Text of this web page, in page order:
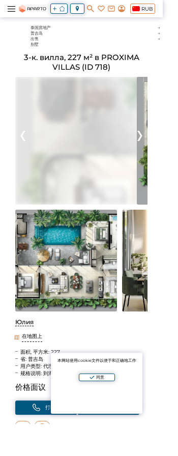
RUB
泰国房地产
普吉岛
出售
别墅
3-к. вилла, 227 м² в PROXIMA
VILLAS (ID 718)
Юлия
在地图上
面积, 平方米: 227
省: 普吉岛
用户类型: 代理人
规格说明: 到海边的步行距离
价格面议
打电话
本网站使用cookie文件以便于和正确地工作
同意